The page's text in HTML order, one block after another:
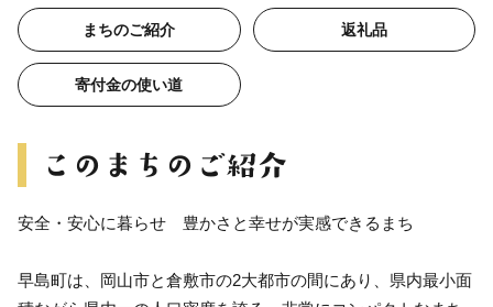
まちのご紹介 返礼品
寄付金の使い道
安全・安心に暮らせ 豊かさと幸せが実感できるまち
早島町は、岡山市と倉敷市の2大都市の間にあり、県内最小面